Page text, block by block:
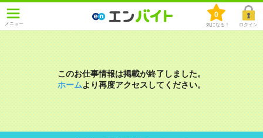
メニュー
0
気になる！ ログイン
このお仕事情報は掲載が終了しました。
ホームより再度アクセスしてください。